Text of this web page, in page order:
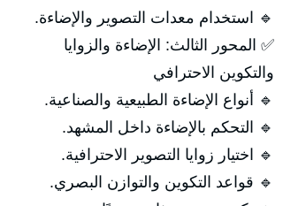
🔹 استخدام معدات التصوير والإضاءة.
✅ المحور الثالث: الإضاءة والزوايا
والتكوين الاحترافي
🔹 أنواع الإضاءة الطبيعية والصناعية.
🔹 التحكم بالإضاءة داخل المشهد.
🔹 اختيار زوايا التصوير الاحترافية.
🔹 قواعد التكوين والتوازن البصري.